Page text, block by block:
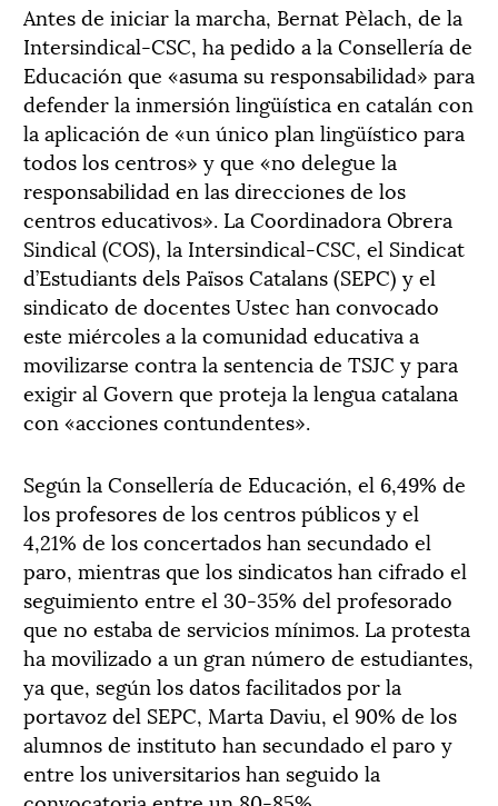
Antes de iniciar la marcha, Bernat Pèlach, de la
Intersindical-CSC, ha pedido a la Consellería de
Educación que «asuma su responsabilidad» para
defender la inmersión lingüística en catalán con
la aplicación de «un único plan lingüístico para
todos los centros» y que «no delegue la
responsabilidad en las direcciones de los
centros educativos». La Coordinadora Obrera
Sindical (COS), la Intersindical-CSC, el Sindicat
d’Estudiants dels Països Catalans (SEPC) y el
sindicato de docentes Ustec han convocado
este miércoles a la comunidad educativa a
movilizarse contra la sentencia de TSJC y para
exigir al Govern que proteja la lengua catalana
con «acciones contundentes».
Según la Consellería de Educación, el 6,49% de
los profesores de los centros públicos y el
4,21% de los concertados han secundado el
paro, mientras que los sindicatos han cifrado el
seguimiento entre el 30-35% del profesorado
que no estaba de servicios mínimos. La protesta
ha movilizado a un gran número de estudiantes,
ya que, según los datos facilitados por la
portavoz del SEPC, Marta Daviu, el 90% de los
alumnos de instituto han secundado el paro y
entre los universitarios han seguido la